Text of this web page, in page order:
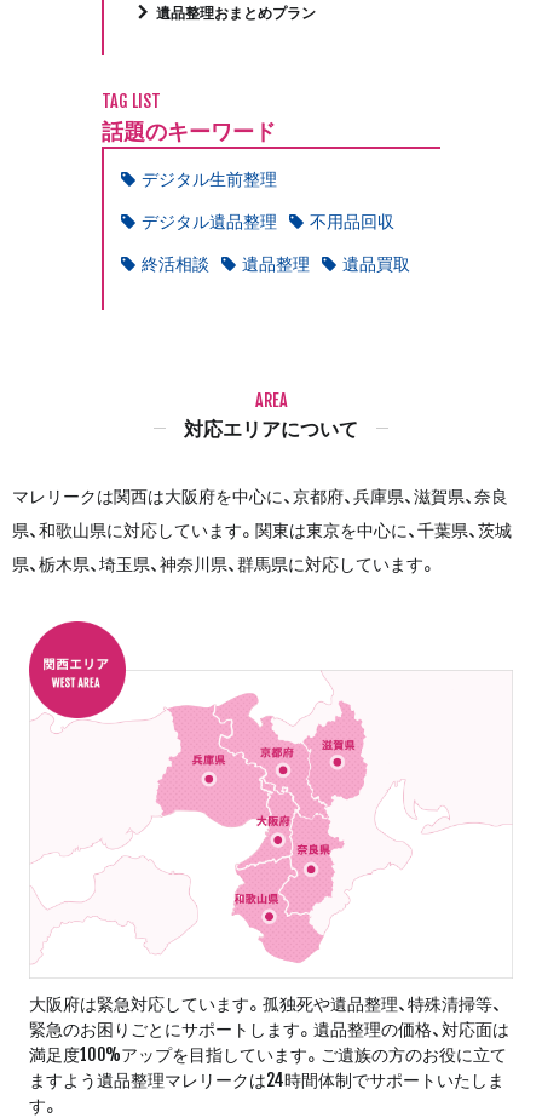
遺品整理おまとめプラン
TAG LIST
話題のキーワード
デジタル生前整理
デジタル遺品整理
不用品回収
終活相談
遺品整理 遺品買取
AREA
対応エリアについて
マレリークは関西は大阪府を中心に、京都府、兵庫県、滋賀県、奈良
県、和歌山県に対応しています。関東は東京を中心に、千葉県、茨城
県、栃木県、埼玉県、神奈川県、群馬県に対応しています。
大阪府は緊急対応しています。孤独死や遺品整理、特殊清掃等、
緊急のお困りごとにサポートします。遺品整理の価格、対応面は
満足度100%アップを目指しています。ご遺族の方のお役に立て
ますよう遺品整理マレリークは24時間体制でサポートいたしま
す。